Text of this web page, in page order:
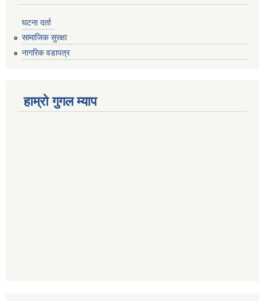
घटना दर्ता
सामाजिक सुरक्षा
नागरिक वडापत्र
हाम्रो गुगल म्याप